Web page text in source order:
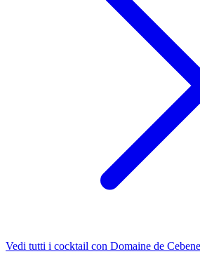
Vedi tutti i cocktail con Domaine de